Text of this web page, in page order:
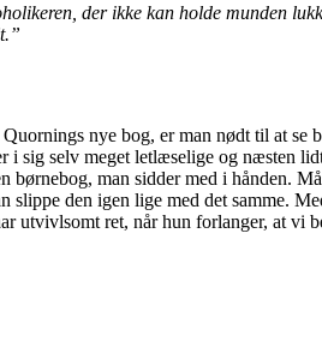
der ikke kan holde munden
nye bog, er man nødt til at
sig selv meget letlæselige og næsten
børnebog, man sidder med i hånden.
slippe den igen lige med det samme.
utvivlsomt ret, når hun forlanger, at vi